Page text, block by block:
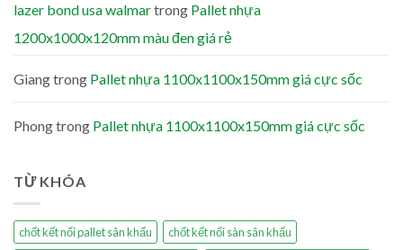
lazer bond usa walmartrong Pallet nhựa
1200x1000x120mm màu đen giá rẻ
Giangtrong Pallet nhựa 1100x1100x150mm giá cực sốc
Phongtrong Pallet nhựa 1100x1100x150mm giá cực sốc
TỪ KHÓA
chốt kết nối pallet sân khấu
chốt kết nối sàn sân khấu